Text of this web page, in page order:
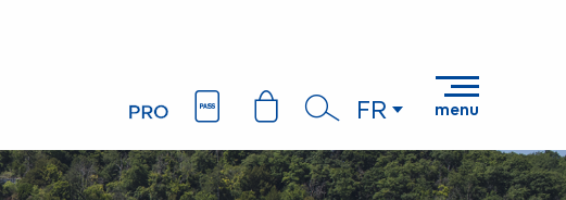
Recherche
FR menu